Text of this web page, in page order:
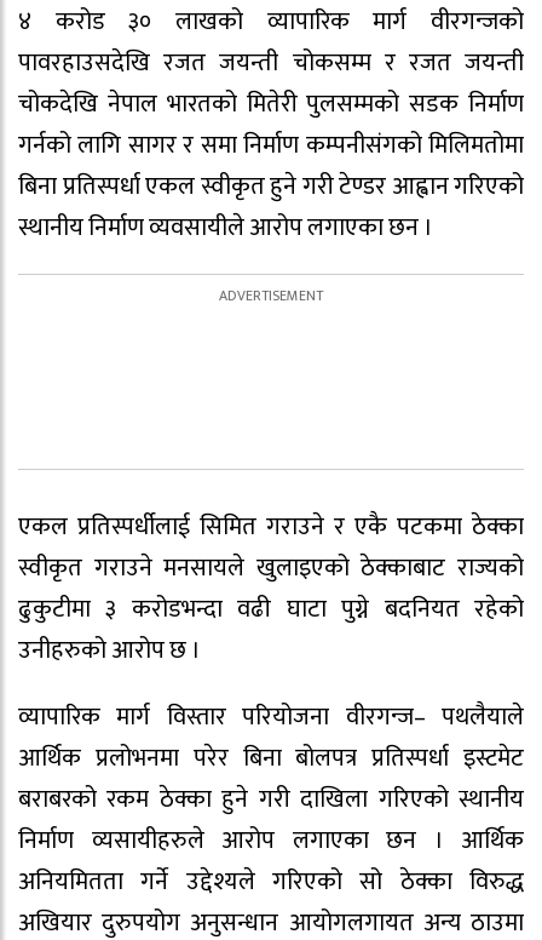
४ करोड ३० लाखको व्यापारिक मार्ग वीरगन्जको
पावरहाउसदेखि रजत जयन्ती चोकसम्म र रजत जयन्ती
चोकदेखि नेपाल भारतको मितेरी पुलसम्मको सडक निर्माण
गर्नको लागि सागर र समा निर्माण कम्पनीसंगको मिलिमतोमा
बिना प्रतिस्पर्धा एकल स्वीकृत हुने गरी टेण्डर आह्वान गरिएको
स्थानीय निर्माण व्यवसायीले आरोप लगाएका छन ।
एकल प्रतिस्पर्धीलाई सिमित गराउने र एकै पटकमा ठेक्का
स्वीकृत गराउने मनसायले खुलाइएको ठेक्काबाट राज्यको
ढुकुटीमा ३ करोडभन्दा वढी घाटा पुग्ने बदनियत रहेको
उनीहरुको आरोप छ ।
व्यापारिक मार्ग विस्तार परियोजना वीरगन्ज– पथलैयाले
आर्थिक प्रलोभनमा परेर बिना बोलपत्र प्रतिस्पर्धा इस्टमेट
बराबरको रकम ठेक्का हुने गरी दाखिला गरिएको स्थानीय
निर्माण व्यसायीहरुले आरोप लगाएका छन । आर्थिक
अनियमितता गर्ने उद्देश्यले गरिएको सो ठेक्का विरुद्ध
अखियार दुरुपयोग अनुसन्धान आयोगलगायत अन्य ठाउमा